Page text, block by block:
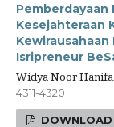
Kesejahteraan
Isripreneur
Widya Noor
4311-4320